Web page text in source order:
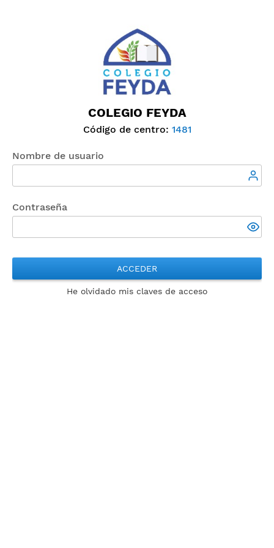
COLEGIO FEYDA
Código de centro: 1481
Nombre de usuario
Contraseña
ACCEDER
He olvidado mis claves de acceso